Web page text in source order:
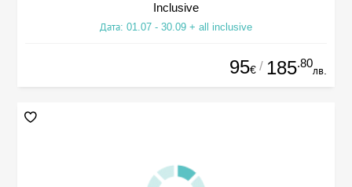
Inclusive
Дата: 01.07 - 30.09 + all inclusive
95€ / 185.80
лв.